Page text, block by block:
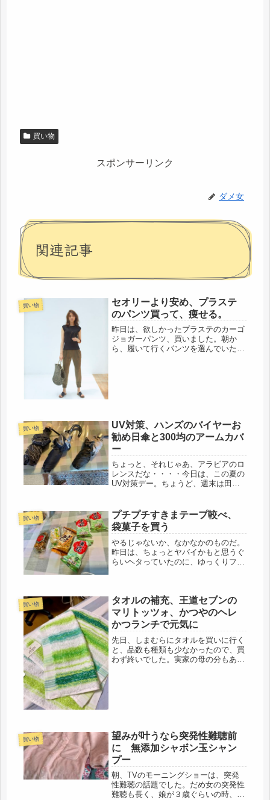
買い物
スポンサーリンク
ダメ女
関連記事
買い物
セオリーより安め、プラステ
のパンツ買って、痩せる。
昨日は、欲しかったプラステのカーゴ
ジョガーパンツ、買いました。朝か
ら、履いて行くパンツを選んでいた
買い物
UV対策、ハンズのバイヤーお
勧め日傘と300均のアームカバ
ー
ちょっと、それじゃあ、アラビアのロ
レンスだな・・・・今日は、この夏の
UV対策デー。ちょうど、週末は田植
わせもあり、まず、ランチで腹ごしら
えし、その後ハンズと100均の300...
買い物
プチプチすきまテープ較べ、
袋菓子を買う
やるじゃないか、なかなかのものだ。
昨日は、ちょっとヤバイかもと思うぐ
らいヘタっていたのに、ゆっくりフロ
なので、午前中不在再配達のブツを受
け...
買い物
タオルの補充、王道セブンの
マリトッツォ、かつやのヘレ
かつランチで元気に
先日、しまむらにタオルを買いに行く
と、品数も種類も少なかったので、買
わず終いでした。実家の母の分もある
買い物
望みが叶うなら突発性難聴前
に 無添加シャボン玉シャン
プー
朝、TVのモーニングショーは、突発
性難聴の話題でした。だめ女の突発性
難聴も長く、娘が３歳ぐらいの時、ち